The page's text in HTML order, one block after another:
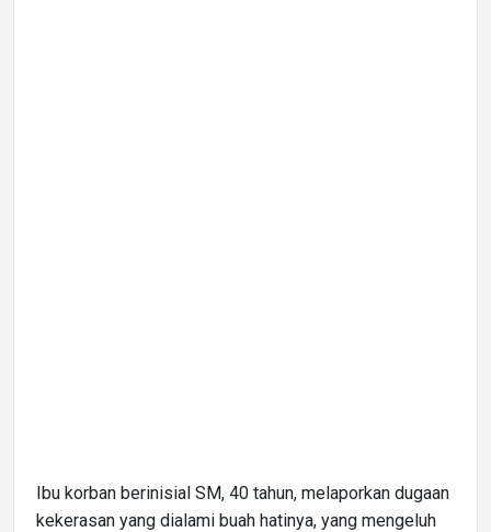
Ibu korban berinisial SM, 40 tahun, melaporkan dugaan
kekerasan yang dialami buah hatinya, yang mengeluh